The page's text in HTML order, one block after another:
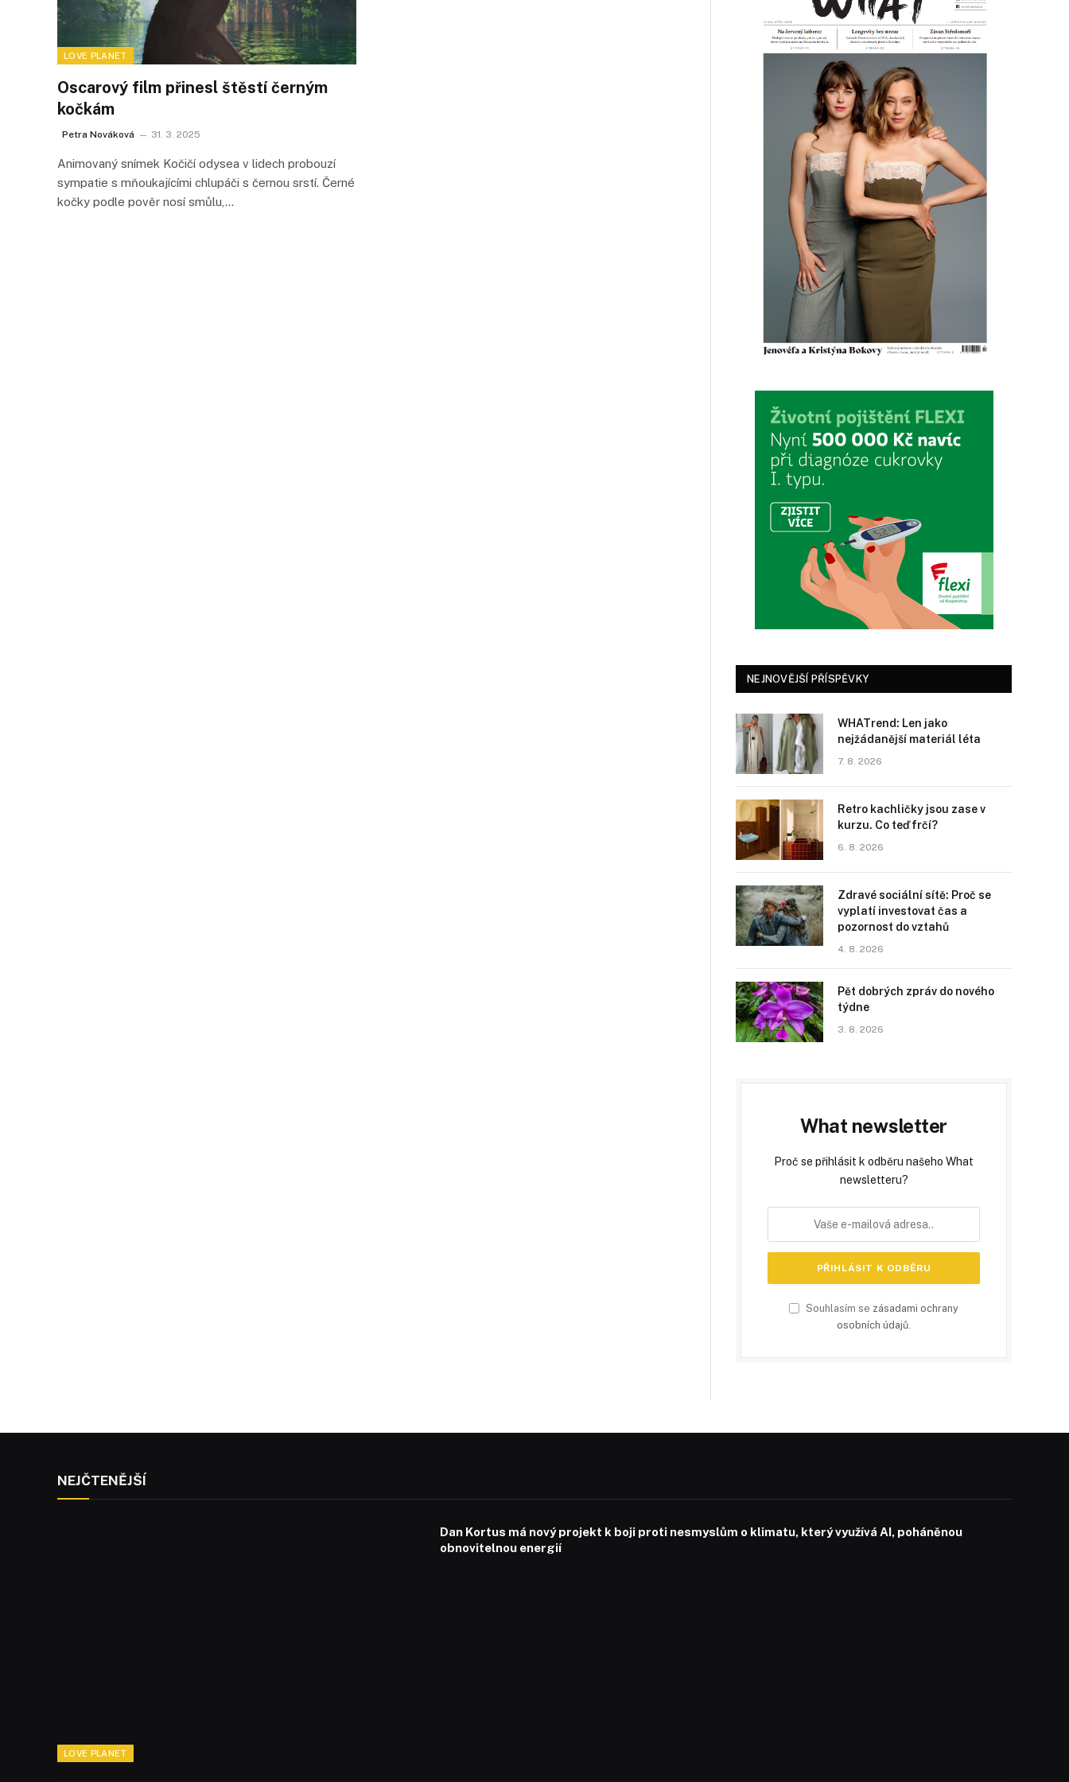
LOVE PLANET
Oscarový film přinesl štěstí černým
kočkám
Petra Nováková 31. 3. 2025
Animovaný snímek Kočičí odysea v lidech probouzí
sympatie s mňoukajícími chlupáči s černou srstí. Černé
kočky podle pověr nosí smůlu,…
NEJNOVĚJŠÍ PŘÍSPĚVKY
WHATrend: Len jako
nejžádanější materiál léta
7. 8. 2026
Retro kachličky jsou zase v
kurzu. Co teď frčí?
6. 8. 2026
Zdravé sociální sítě: Proč se
vyplatí investovat čas a
pozornost do vztahů
4. 8. 2026
Pět dobrých zpráv do nového
týdne
3. 8. 2026
What newsletter
Proč se přihlásit k odběru našeho What
newsletteru?
Souhlasím se zásadami ochrany
osobních údajů
NEJČTENĚJŠÍ
LOVE PLANET
Dan Kortus má nový projekt k boji proti nesmyslům o klimatu, který využívá AI, poháněnou
obnovitelnou energií